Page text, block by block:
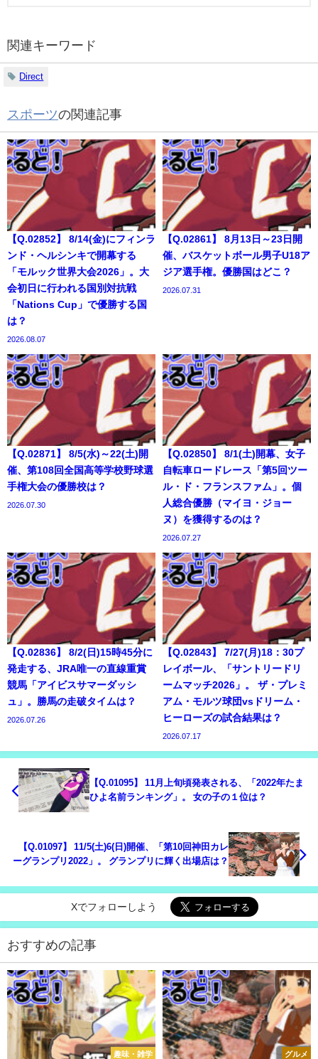
関連キーワード
Direct
スポーツの関連記事
【Q.02852】 8/14(金)にフィンラ
ンド・ヘルシンキで開幕する
「モルック世界大会2026」。大
会初日に行われる国別対抗戦
「Nations Cup」で優勝する国
は？
2026.08.07
【Q.02861】 8月13日～23日開
催、バスケットボール男子U18ア
ジア選手権。優勝国はどこ？
2026.07.31
【Q.02871】 8/5(水)～22(土)開
催、第108回全国高等学校野球選
手権大会の優勝校は？
2026.07.30
【Q.02850】 8/1(土)開幕、女子
自転車ロードレース「第5回ツー
ル・ド・フランスファム」。個
人総合優勝（マイヨ・ジョー
ヌ）を獲得するのは？
2026.07.27
【Q.02836】 8/2(日)15時45分に
発走する、JRA唯一の直線重賞
競馬「アイビスサマーダッシ
ュ」。勝馬の走破タイムは？
2026.07.26
【Q.02843】 7/27(月)18：30プ
レイボール、「サントリードリ
ームマッチ2026」。 ザ・プレミ
アム・モルツ球団vsドリーム・
ヒーローズの試合結果は？
2026.07.17
【Q.01095】 11月上旬頃発表される、「2022年たま
ひよ名前ランキング」。 女の子の１位は？
【Q.01097】 11/5(土)6(日)開催、「第10回神田カレ
ーグランプリ2022」。 グランプリに輝く出場店は？
Xでフォローしよう
おすすめの記事
趣味・雑学 グルメ